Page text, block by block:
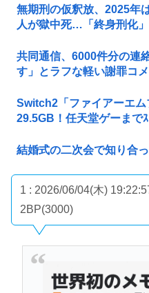
無期刑の仮釈放、2025年
人が獄中死…「終身刑化」
共同通信、6000件分の連
す」とラフな軽い謝罪コ
Switch2「ファイアーエ
29.5GB！任天堂ゲーまでｽ
結婚式の二次会で知り合
1 : 2026/06/04(木)
2BP(3000)